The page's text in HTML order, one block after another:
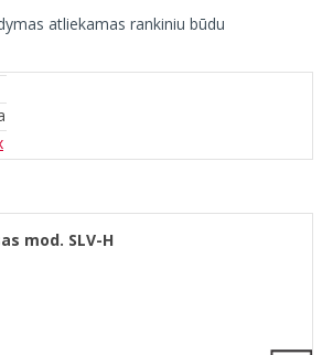
atliekamas rankiniu būdu
mod. SLV-H